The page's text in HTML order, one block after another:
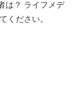
は？ ライフメデ
ください。